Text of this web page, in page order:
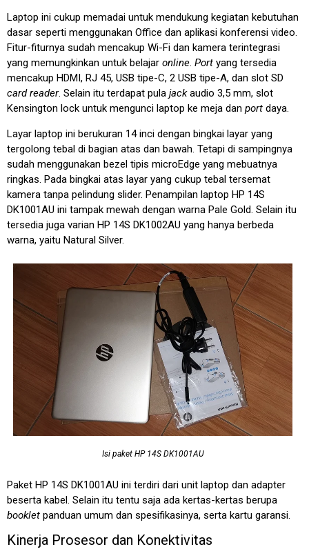
Laptop ini cukup memadai untuk mendukung kegiatan kebutuhan
dasar seperti menggunakan Office dan aplikasi konferensi video.
Fitur-fiturnya sudah mencakup Wi-Fi dan kamera terintegrasi
yang memungkinkan untuk belajar online. Port yang tersedia
mencakup HDMI, RJ 45, USB tipe-C, 2 USB tipe-A, dan slot SD
card reader. Selain itu terdapat pula jackaudio 3,5 mm, slot
Kensington lock untuk mengunci laptop ke meja dan port daya.
Layar laptop ini berukuran 14 inci dengan bingkai layar yang
tergolong tebal di bagian atas dan bawah. Tetapi di sampingnya
sudah menggunakan bezel tipis microEdge yang mebuatnya
ringkas. Pada bingkai atas layar yang cukup tebal tersemat
kamera tanpa pelindung slider. Penampilan laptop HP 14S
DK1001AU ini tampak mewah dengan warna Pale Gold. Selain itu
tersedia juga varian HP 14S DK1002AU yang hanya berbeda
warna, yaitu Natural Silver.
Isi paket HP 14S DK1001AU
Paket HP 14S DK1001AU ini terdiri dari unit laptop dan adapter
beserta kabel. Selain itu tentu saja ada kertas-kertas berupa
booklet panduan umum dan spesifikasinya, serta kartu garansi.
Kinerja Prosesor dan Konektivitas